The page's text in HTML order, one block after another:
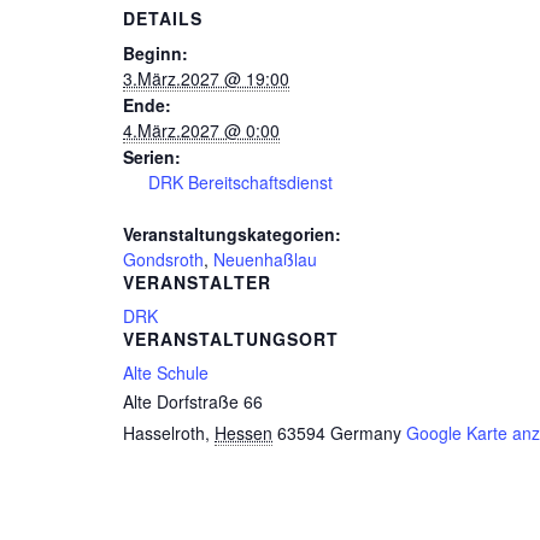
DETAILS
Beginn:
3.März.2027 @ 19:00
Ende:
4.März.2027 @ 0:00
Serien:
DRK Bereitschaftsdienst
Veranstaltungskategorien:
Gondsroth, Neuenhaßlau
VERANSTALTER
DRK
VERANSTALTUNGSORT
Alte Schule
Alte Dorfstraße 66
Hasselroth, Hessen 63594 Germany Google Karte